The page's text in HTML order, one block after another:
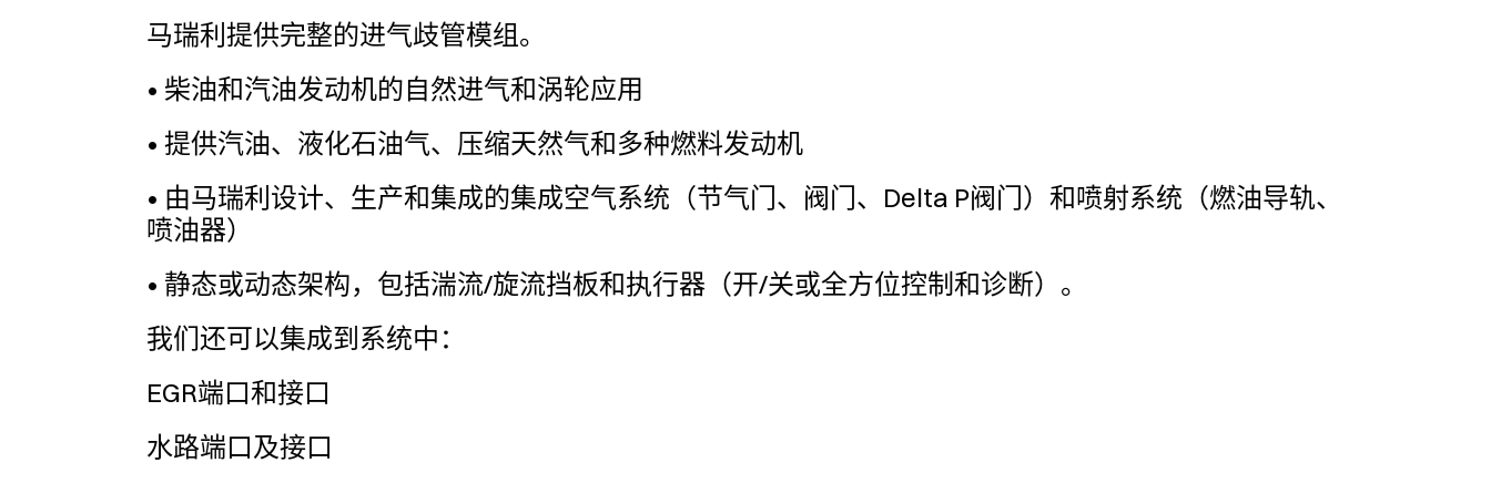
马瑞利提供完整的进气歧管模组。
• 柴油和汽油发动机的自然进气和涡轮应用
• 提供汽油、液化石油气、压缩天然气和多种燃料发动机
• 由马瑞利设计、生产和集成的集成空气系统（节气门、阀门、Delta P阀门）和喷射系统（燃油导轨、
喷油器）
• 静态或动态架构，包括湍流/旋流挡板和执行器（开/关或全方位控制和诊断）。
我们还可以集成到系统中：
EGR端口和接口
水路端口及接口